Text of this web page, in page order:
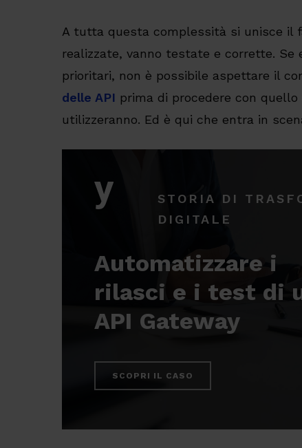
A tutta questa complessità si unisce il
realizzate, vanno testate e corrette.
prioritari, non è possibile aspettare il
delle API prima di procedere con
utilizzeranno. Ed è qui che entra in
STORIA DI
DIGITALE
Automatizzare i
rilasci e i test di
API Gateway
SCOPRI IL CASO